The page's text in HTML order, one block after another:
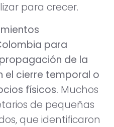
para crecer.
para
de la
el cierre temporal o
físicos. Muchos
de pequeñas
que identificaron